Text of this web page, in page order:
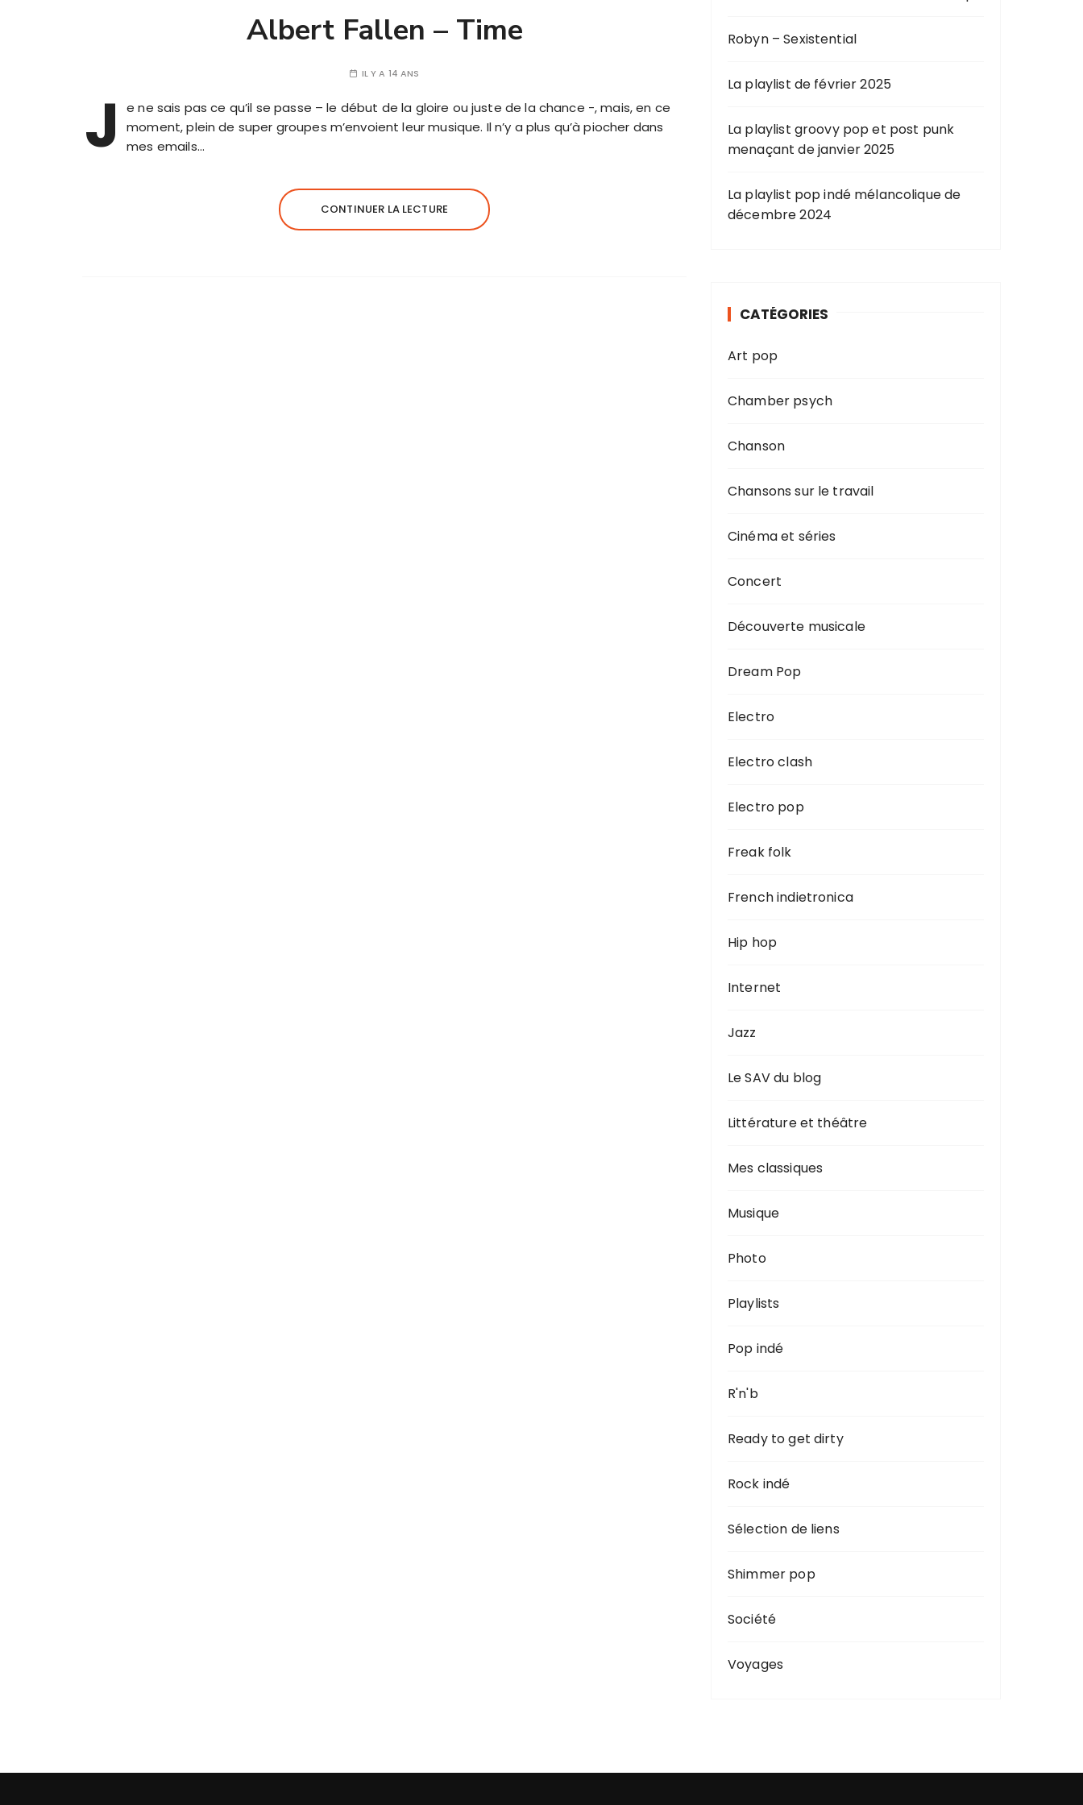
Albert Fallen – Time
IL Y A 14 ANS
J
e ne sais pas ce qu’il se passe – le début de la gloire ou juste de la chance -, mais, en ce
moment, plein de super groupes m’envoient leur musique. Il n’y a plus qu’à piocher dans
mes emails…
CONTINUER LA LECTURE
Robyn – Sexistential
La playlist de février 2025
La playlist groovy pop et post punk
menaçant de janvier 2025
La playlist pop indé mélancolique de
décembre 2024
CATÉGORIES
Art pop
Chamber psych
Chanson
Chansons sur le travail
Cinéma et séries
Concert
Découverte musicale
Dream Pop
Electro
Electro clash
Electro pop
Freak folk
French indietronica
Hip hop
Internet
Jazz
Le SAV du blog
Littérature et théâtre
Mes classiques
Musique
Photo
Playlists
Pop indé
R'n'b
Ready to get dirty
Rock indé
Sélection de liens
Shimmer pop
Société
Voyages